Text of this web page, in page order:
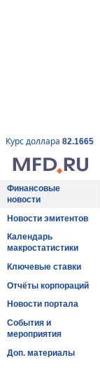
Курс доллара 82.1665
Финансовые
новости
Новости эмитентов
Календарь
макростатистики
Ключевые ставки
Отчёты корпораций
Новости портала
События и
мероприятия
Доп. материалы